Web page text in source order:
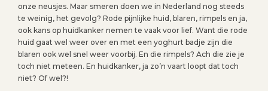
onze neusjes. Maar smeren doen we in Nederland nog steeds
te weinig, het gevolg? Rode pijnlijke huid, blaren, rimpels en ja,
ook kans op huidkanker nemen te vaak voor lief. Want die rode
huid gaat wel weer over en met een yoghurt badje zijn die
blaren ook wel snel weer voorbij. En die rimpels? Ach die zie je
toch niet meteen. En huidkanker, ja zo’n vaart loopt dat toch
niet? Of wel?!